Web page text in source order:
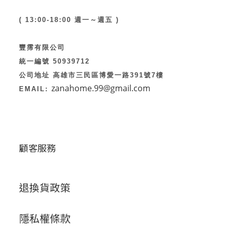
( 13:00-18:00 週一～週五 )
豐霈有限公司
統一編號 50939712
公司地址 高雄市三民區博愛一路391號7樓
EMAIL: zanahome.99@gmail.com
顧客服務
退換貨政策
隱私權條款